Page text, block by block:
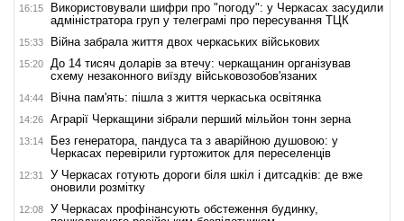
16:15
Використовували шифри про "погоду": у Черкасах засудили
адміністратора груп у телеграмі про пересування ТЦК
15:33 Війна забрала життя двох черкаських військових
15:20
До 14 тисяч доларів за втечу: черкащанин організував
схему незаконного виїзду військовозобов'язаних
14:44 Вічна пам'ять: пішла з життя черкаська освітянка
14:26 Аграрії Черкащини зібрали перший мільйон тонн зерна
13:14
Без генератора, пандуса та з аварійною душовою: у
Черкасах перевірили гуртожиток для переселенців
12:31
У Черкасах готують дороги біля шкіл і дитсадків: де вже
оновили розмітку
12:08
У Черкасах профінансують обстеження будинку,